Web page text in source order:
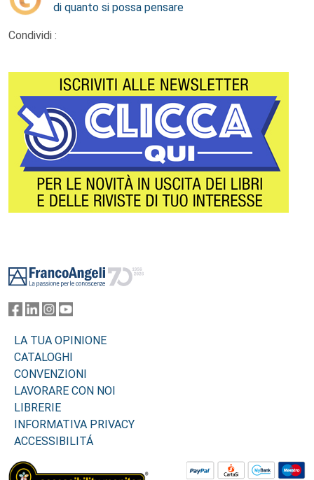
di quanto si possa pensare
Condividi :
LA TUA OPINIONE
CATALOGHI
CONVENZIONI
LAVORARE CON NOI
LIBRERIE
INFORMATIVA PRIVACY
ACCESSIBILITÁ